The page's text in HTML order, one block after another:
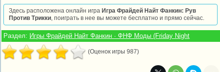
Здесь расположена онлайн игра Игра Фрайдей Найт Фанкин: Рув
Против Трикки, поиграть в нее вы можете бесплатно и прямо сейчас.
Раздел: Игры Фрайдей Найт Фанкин · ФНФ Моды (Friday Night
(Оценок игры 987)